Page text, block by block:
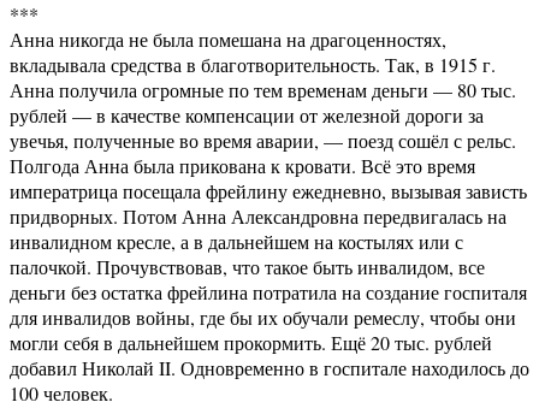
***
Анна никогда не была помешана на драгоценностях,
вкладывала средства в благотворительность. Так, в 1915 г.
Анна получила огромные по тем временам деньги — 80 тыс.
рублей — в качестве компенсации от железной дороги за
увечья, полученные во время аварии, — поезд сошёл с рельс.
Полгода Анна была прикована к кровати. Всё это время
императрица посещала фрейлину ежедневно, вызывая зависть
придворных. Потом Анна Александровна передвигалась на
инвалидном кресле, а в дальнейшем на костылях или с
палочкой. Прочувствовав, что такое быть инвалидом, все
деньги без остатка фрейлина потратила на создание госпиталя
для инвалидов войны, где бы их обучали ремеслу, чтобы они
могли себя в дальнейшем прокормить. Ещё 20 тыс. рублей
добавил Николай II. Одновременно в госпитале находилось до
100 человек.